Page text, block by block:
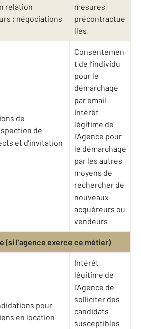
relation
; négociations
mesures
précontractue
lles
de
de
et d’invitation
Consentemen
t de l’individu
pour le
démarchage
par email
Intérêt
légitime de
l’Agence pour
le démarchage
par les autres
moyens de
rechercher de
nouveaux
acquéreurs ou
vendeurs
(si l’agence exerce ce métier)
pour
en location
Intérêt
légitime de
l’Agence de
solliciter des
candidats
susceptibles